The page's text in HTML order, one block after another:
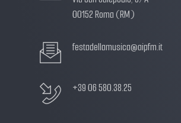
00152 Roma (RM)
festadellamusica@aipfm.it
+39 06 580.38.25